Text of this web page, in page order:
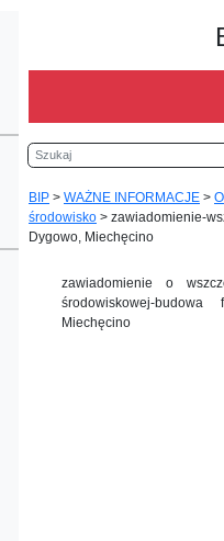
Szukaj
BIP > WAŻNE INFORMACJE >
środowisko > zawiadomienie-
Dygowo, Miechęcino
zawiadomienie o
środowiskowej-
Miechęcino